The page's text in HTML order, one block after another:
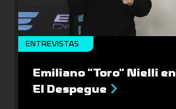
ENTREVISTAS
Emiliano "Toro" Nielli en
El Despegue